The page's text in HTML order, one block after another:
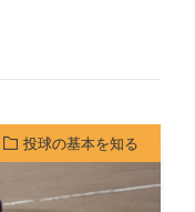
投球の基本を知る